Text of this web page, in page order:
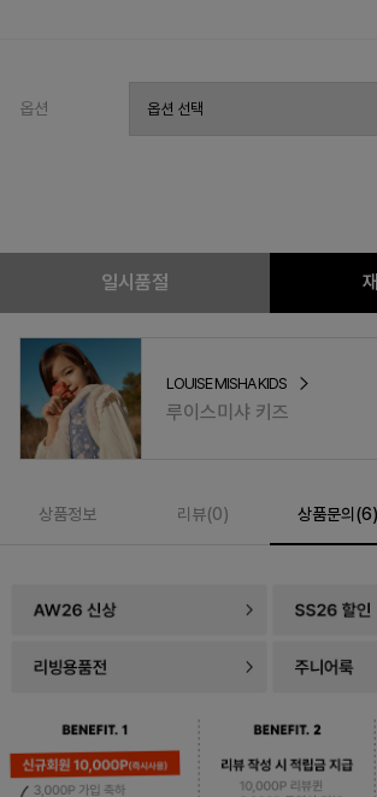
옵션
일시품절
LOUISE MISHA KIDS
루이스미샤 키즈
상품정보 리뷰(0) 상품문의(6)